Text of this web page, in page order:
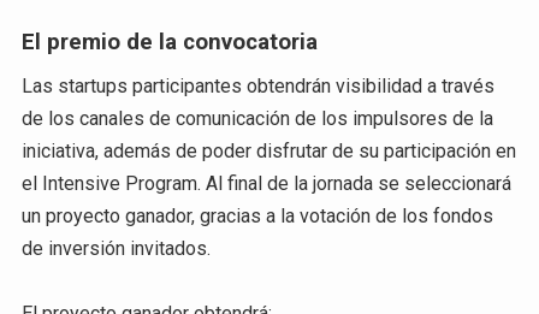
El premio de la convocatoria
Las startups participantes obtendrán visibilidad a través
de los canales de comunicación de los impulsores de la
iniciativa, además de poder disfrutar de su participación en
el Intensive Program. Al final de la jornada se seleccionará
un proyecto ganador, gracias a la votación de los fondos
de inversión invitados.